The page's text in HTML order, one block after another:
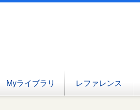
Myライブラリ レファレンス